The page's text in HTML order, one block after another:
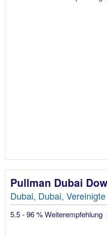
Pullman Dubai
Dubai, Dubai,
5.5 - 96 % Weiterempfehlung